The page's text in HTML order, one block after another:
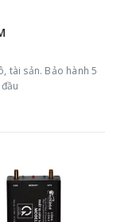
tài sản. Bảo hành 5